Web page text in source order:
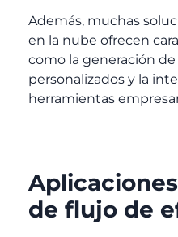
Además, muchas
en la nube ofrecen
como la generación
personalizados y la
herramientas
de flujo de